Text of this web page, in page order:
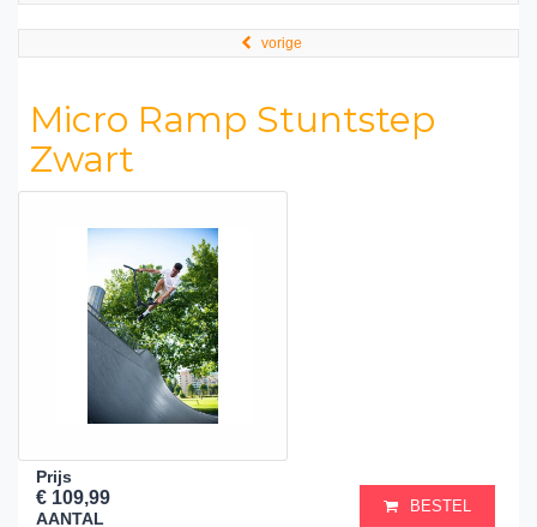
vorige
Micro Ramp Stuntstep
Zwart
Prijs
€ 109,99
AANTAL
BESTEL